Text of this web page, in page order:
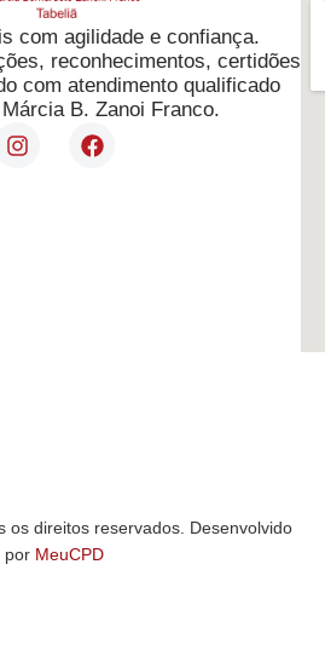
com agilidade e confiança.
reconhecimentos, certidões
com atendimento qualificado
B. Zanoi Franco.
os direitos reservados. Desenvolvido
por MeuCPD